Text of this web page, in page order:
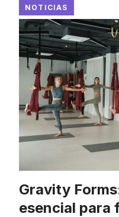
NOTICIAS
Gravity
esencial para